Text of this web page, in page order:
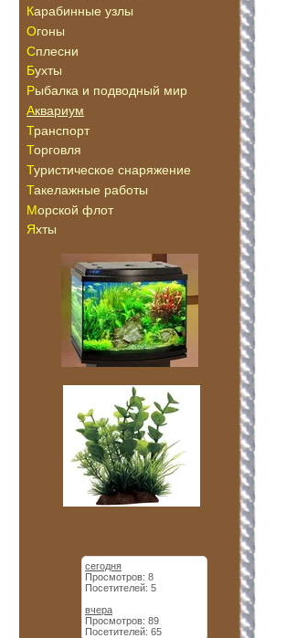
Карабинные узлы
Огоны
Сплесни
Бухты
Рыбалка и подводный мир
Аквариум
Транспорт
Торговля
Туристическое снаряжение
Такелажные работы
Морской флот
Яхты
сегодня
Просмотров: 8
Посетителей: 5
вчера
Просмотров: 89
Посетителей: 65